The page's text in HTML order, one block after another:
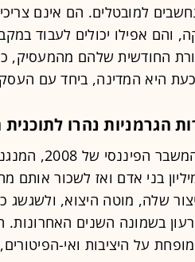
למובטלים. הם אינם
והם אפילו יכולים לעבוד
החודשית שלהם מהמעסיק,
היא המדינה, ביחד עם העסק
הגרמניות נהרו
אחרי
בני אדם ואז לשכור
שלה, מוטה היצוא, ולשגשג
בשמונה השנים
על היציבות ואי-